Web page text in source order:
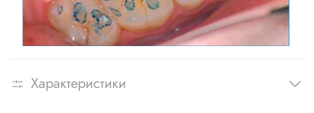
Характеристики